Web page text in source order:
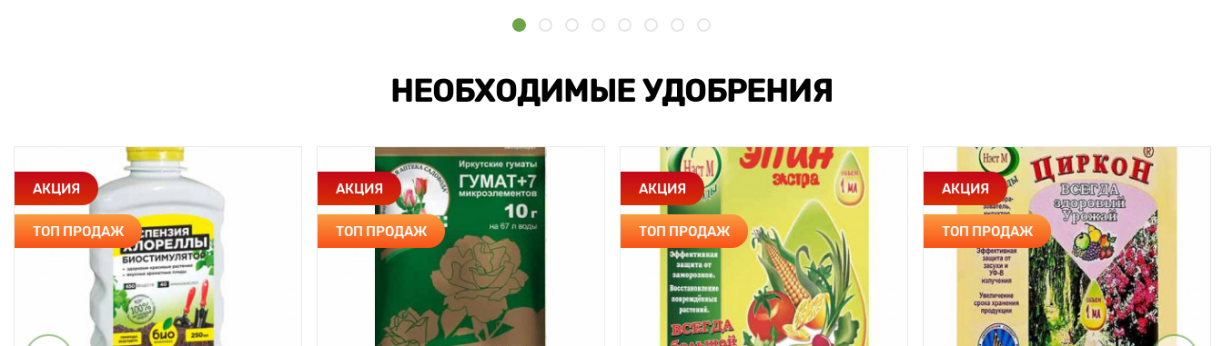
НЕОБХОДИМЫЕ УДОБРЕНИЯ
АКЦИЯ
ТОП ПРОДАЖ
АКЦИЯ
ТОП ПРОДАЖ
АКЦИЯ
ТОП ПРОДАЖ
АКЦИЯ
ТОП ПРОДАЖ